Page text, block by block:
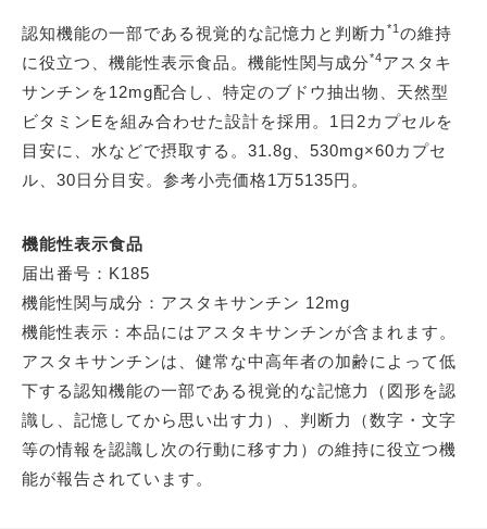
認知機能の一部である視覚的な記憶力と判断力 *1 の維持
に役立つ、機能性表示食品。機能性関与成分*4アスタキ
サンチンを12mg配合し、特定のブドウ抽出物、天然型
ビタミンEを組み合わせた設計を採用。1日2カプセルを
目安に、水などで摂取する。31.8g、530mg×60カプセ
ル、30日分目安。参考小売価格1万5135円。
機能性表示食品
届出番号：K185
機能性関与成分：アスタキサンチン 12mg
機能性表示：本品にはアスタキサンチンが含まれます。
アスタキサンチンは、健常な中高年者の加齢によって低
下する認知機能の一部である視覚的な記憶力（図形を認
識し、記憶してから思い出す力）、判断力（数字・文字
等の情報を認識し次の行動に移す力）の維持に役立つ機
能が報告されています。